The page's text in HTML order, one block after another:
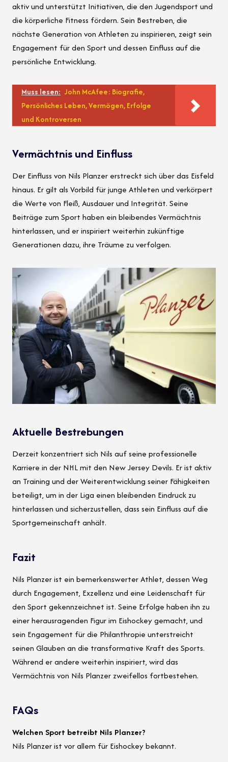
aktiv und unterstützt Initiativen, die den Jugendsport und
die körperliche Fitness fördern. Sein Bestreben, die
nächste Generation von Athleten zu inspirieren, zeigt sein
Engagement für den Sport und dessen Einfluss auf die
persönliche Entwicklung.
Muss lesen: John McAfee: Biografie,
Persönliches Leben, Vermögen, Erfolge
und Kontroversen
Vermächtnis und Einfluss
Der Einfluss von Nils Planzer erstreckt sich über das Eisfeld
hinaus. Er gilt als Vorbild für junge Athleten und verkörpert
die Werte von Fleiß, Ausdauer und Integrität. Seine
Beiträge zum Sport haben ein bleibendes Vermächtnis
hinterlassen, und er inspiriert weiterhin zukünftige
Generationen dazu, ihre Träume zu verfolgen.
Aktuelle Bestrebungen
Derzeit konzentriert sich Nils auf seine professionelle
Karriere in der NHL mit den New Jersey Devils. Er ist aktiv
an Training und der Weiterentwicklung seiner Fähigkeiten
beteiligt, um in der Liga einen bleibenden Eindruck zu
hinterlassen und sicherzustellen, dass sein Einfluss auf die
Sportgemeinschaft anhält.
Fazit
Nils Planzer ist ein bemerkenswerter Athlet, dessen Weg
durch Engagement, Exzellenz und eine Leidenschaft für
den Sport gekennzeichnet ist. Seine Erfolge haben ihn zu
einer herausragenden Figur im Eishockey gemacht, und
sein Engagement für die Philanthropie unterstreicht
seinen Glauben an die transformative Kraft des Sports.
Während er andere weiterhin inspiriert, wird das
Vermächtnis von Nils Planzer zweifellos fortbestehen.
FAQs
Welchen Sport betreibt Nils Planzer?
Nils Planzer ist vor allem für Eishockey bekannt.